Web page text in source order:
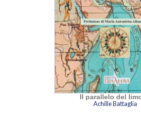
Il parallelo del
Achille Battaglia